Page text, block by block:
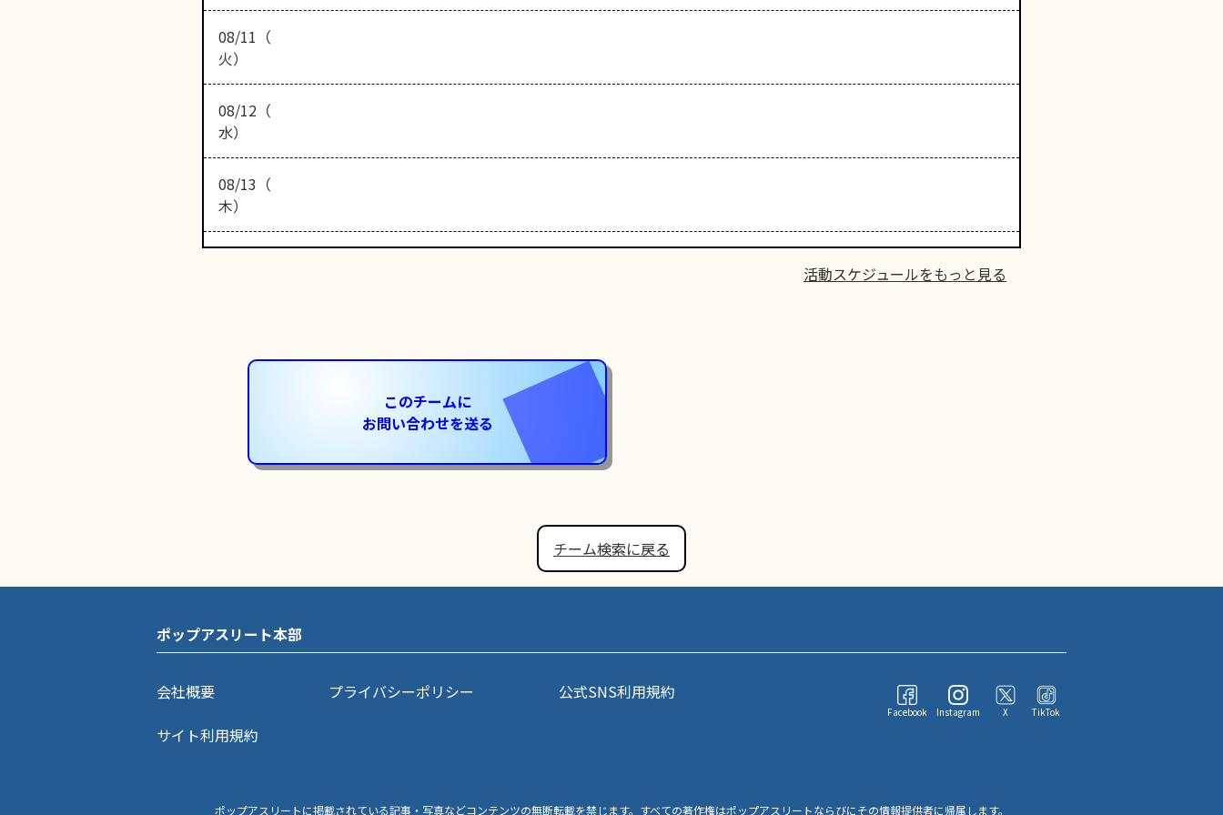
08/11（
火）
08/12（
水）
08/13（
木）
活動スケジュールをもっと見る
このチームに
お問い合わせを送る
チーム検索に戻る
ポップアスリート本部
会社概要 プライバシーポリシー
公式SNS利用規約
サイト利用規約
Facebook Instagram X TikTok
ポップアスリートに掲載されている記事・写真などコンテンツの無断転載を禁じます。すべての著作権はポップアスリートならびにその情報提供者に帰属します。